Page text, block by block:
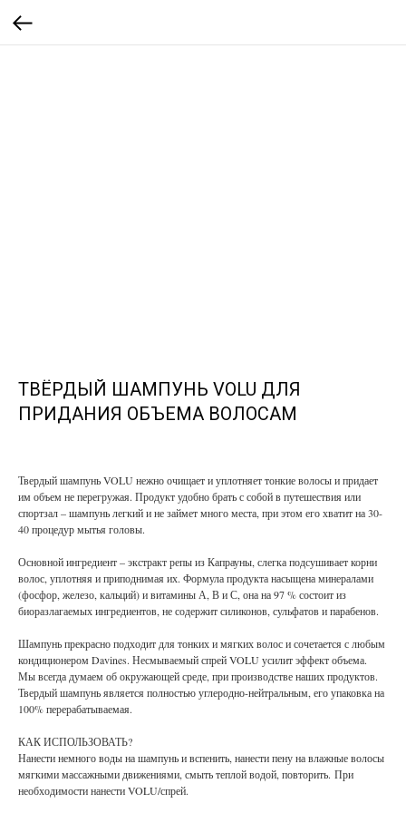
ТВЁРДЫЙ ШАМПУНЬ VOLU ДЛЯ
ПРИДАНИЯ ОБЪЕМА ВОЛОСАМ
Твердый шампунь VOLU нежно очищает и уплотняет тонкие волосы и придает
им объем не перегружая. Продукт удобно брать с собой в путешествия или
спортзал – шампунь легкий и не займет много места, при этом его хватит на 30-
40 процедур мытья головы.
Основной ингредиент – экстракт репы из Капрауны, слегка подсушивает корни
волос, уплотняя и приподнимая их. Формула продукта насыщена минералами
(фосфор, железо, кальций) и витамины А, В и С, она на 97 % состоит из
биоразлагаемых ингредиентов, не содержит силиконов, сульфатов и парабенов.
Шампунь прекрасно подходит для тонких и мягких волос и сочетается с любым
кондиционером Davines. Несмываемый спрей VOLU усилит эффект объема.
Мы всегда думаем об окружающей среде, при производстве наших продуктов.
Твердый шампунь является полностью углеродно-нейтральным, его упаковка на
100% перерабатываемая.
КАК ИСПОЛЬЗОВАТЬ?
Нанести немного воды на шампунь и вспенить, нанести пену на влажные волосы
мягкими массажными движениями, смыть теплой водой, повторить. При
необходимости нанести VOLU/спрей.